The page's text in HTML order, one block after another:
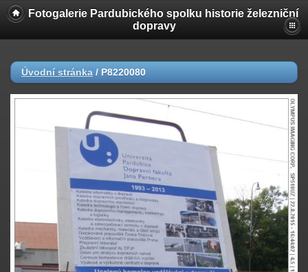
Fotogalerie Pardubického spolku historie železniční
dopravy
Úvodní stránka / P8220080